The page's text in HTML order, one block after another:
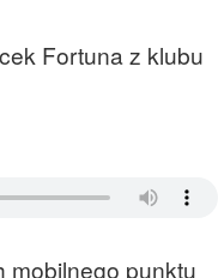
Fortuna z klubu
mobilnego punktu